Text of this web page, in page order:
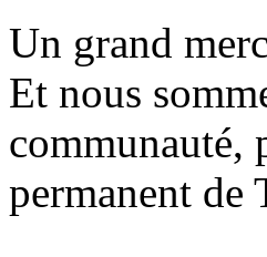
Un grand
Et nous
communauté,
permanent